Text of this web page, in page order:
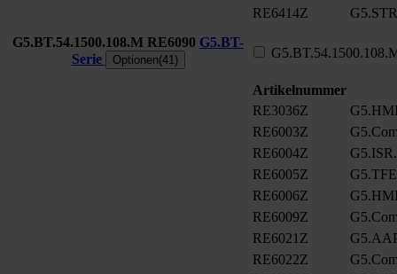
RE6414Z
G5.BT.54.1500.108.M RE6090 G5.BT-
Serie
Optionen(41)
Artikelnummer
RE3036Z
RE6003Z
RE6004Z
RE6005Z
G5.TFE
RE6006Z
RE6009Z
RE6021Z
RE6022Z